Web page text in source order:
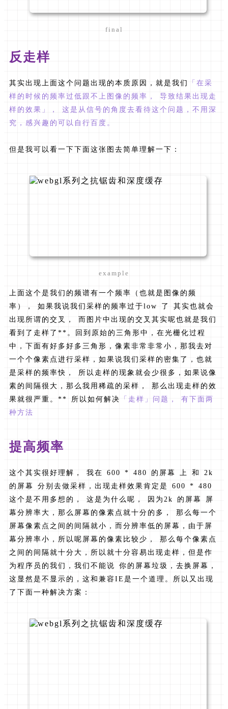
final
反走样
其实出现上面这个问题出现的本质原因，就是我们
「在采
样的时候的频率过低跟不上图像的频率， 导致结果出现走
样的效果」， 这是从信号的角度去看待这个问题，不用深
究，感兴趣的可以自行百度。
但是我可以看一下下面这张图去简单理解一下：
example
上面这个是我们的频谱有一个频率（也就是图像的频
率）， 如果我说我们采样的频率过于low 了 其实也就会
出现所谓的交叉， 而图片中出现的交叉其实呢也就是我们
看到了走样了**。回到原始的三角形中，在光栅化过程
中，下面有好多好多三角形，像素非常非常小，那我去对
一个个像素点进行采样，如果说我们采样的密集了，也就
是采样的频率快， 所以走样的现象就会少很多，如果说像
素的间隔很大，那么我用稀疏的采样， 那么出现走样的效
果就很严重。** 所以如何解决
「走样」问题， 有下面两
种方法
提高频率
这个其实很好理解， 我在 600 * 480 的屏幕 上 和 2k
的屏幕 分别去做采样，出现走样效果肯定是 600 * 480
这个是不用多想的， 这是为什么呢， 因为2k 的屏幕 屏
幕分辨率大，那么屏幕的像素点就十分的多， 那么每一个
屏幕像素点之间的间隔就小，而分辨率低的屏幕，由于屏
幕分辨率小，所以呢屏幕的像素比较少， 那么每个像素点
之间的间隔就十分大，所以就十分容易出现走样，但是作
为程序员的我们，我们不能说 你的屏幕垃圾，去换屏幕，
这显然是不显示的，这和兼容IE是一个道理。所以又出现
了下面一种解决方案：